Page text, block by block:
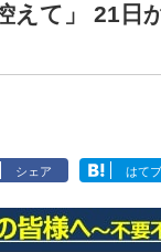
えて」 21日
シェア はてブ